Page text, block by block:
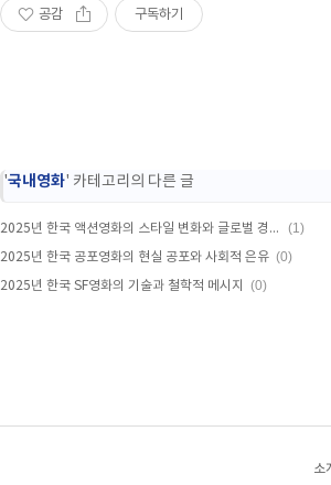
공감 구독하기
'국내영화' 카테고리의 다른 글
2025년 한국 액션영화의 스타일 변화와 글로벌 경쟁력 (1)
2025년 한국 공포영화의 현실 공포와 사회적 은유 (0)
2025년 한국 SF영화의 기술과 철학적 메시지 (0)
소